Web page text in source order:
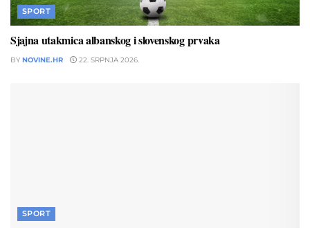
SPORT
Sjajna utakmica albanskog i slovenskog prvaka
BY NOVINE.HR 22. SRPNJA 2026.
SPORT